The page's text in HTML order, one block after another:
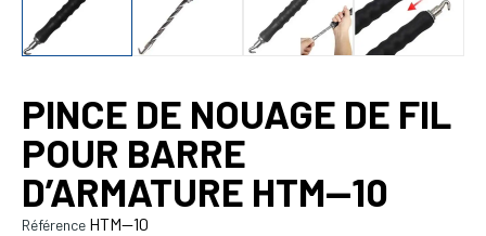
PINCE DE NOUAGE DE FIL
POUR BARRE
D’ARMATURE HTM—10
Référence HTM--10